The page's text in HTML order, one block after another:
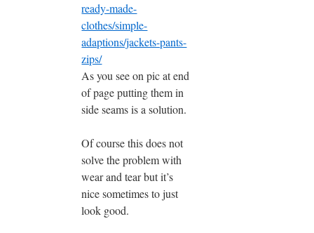
ready-made-
clothes/simple-
adaptions/jackets-pants-
zips/
As you see on pic at end
of page putting them in
side seams is a solution.
Of course this does not
solve the problem with
wear and tear but it’s
nice sometimes to just
look good.